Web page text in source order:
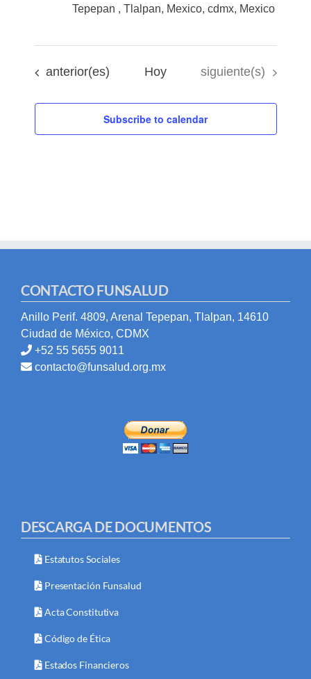
Tepepan , Tlalpan, Mexico, cdmx, Mexico
Eventos
anterior(es) Hoy Eventos
siguiente(s)
Subscribe to calendar
CONTACTO FUNSALUD
Anillo Perif. 4809, Arenal Tepepan, Tlalpan, 14610
Ciudad de México, CDMX
+52 55 5655 9011
contacto@funsalud.org.mx
DESCARGA DE DOCUMENTOS
Estatutos Sociales
Presentación Funsalud
Acta Constitutiva
Código de Ética
Estados Financieros